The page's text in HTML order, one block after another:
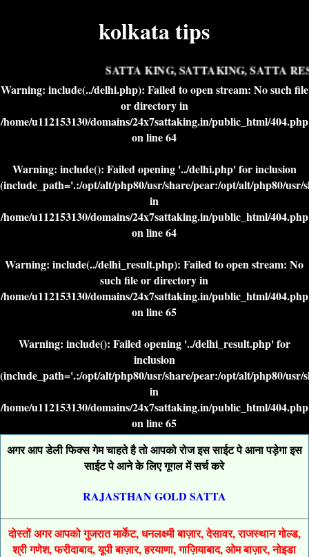
kolkata tips
SATTA KING, SATTAKING, SATTA
Warning: include(../delhi.php): Failed to open stream: No such file
or directory in
/home/u112153130/domains/24x7sattaking.in/public_html/404.php
on line64
Warning: include(): Failed opening '../delhi.php' for inclusion
(include_path='.:/opt/alt/php80/usr/share/pear:/opt/alt/php80/
in
/home/u112153130/domains/24x7sattaking.in/public_html/404.php
on line64
Warning: include(../delhi_result.php): Failed to open stream: No
such file or directory in
/home/u112153130/domains/24x7sattaking.in/public_html/404.php
on line65
Warning: include(): Failed opening '../delhi_result.php' for
inclusion
(include_path='.:/opt/alt/php80/usr/share/pear:/opt/alt/php80/
in
/home/u112153130/domains/24x7sattaking.in/public_html/404.php
on line65
अगर आप डेली फिक्स गेम चाहते है तो आपको रोज इस साईट पे आना पड़ेगा इस
साईट पे आने के लिए गूगल में सर्च करे
RAJASTHAN GOLD SATTA
दोस्तों अगर आपको गुजरात मार्केट, धनलक्ष्मी बाज़ार, देसावर, राजस्थान गोल्ड,
श्री गणेश, फरीदाबाद, यूपी बाज़ार, हरयाणा, गाज़ियाबाद, ओम बाज़ार, नोइडा